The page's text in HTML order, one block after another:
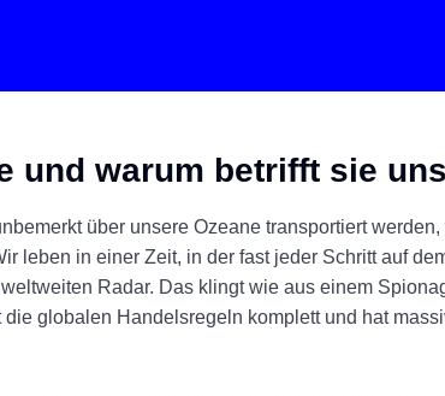
und warum betrifft sie
über unsere Ozeane transportiert
leben in einer Zeit, in der fast jeder Schritt auf
Radar. Das klingt wie aus einem
globalen Handelsregeln komplett und hat